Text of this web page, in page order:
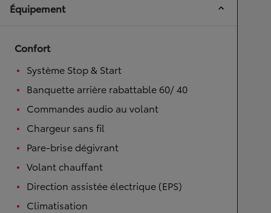
Équipement
Confort
Système Stop & Start
Banquette arrière rabattable 60/ 40
Commandes audio au volant
Chargeur sans fil
Pare-brise dégivrant
Volant chauffant
Direction assistée électrique (EPS)
Climatisation